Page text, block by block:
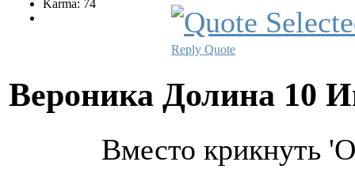
Karma: 74
Reply Quote
Вероника Долина 10
Вместо кpикнуть